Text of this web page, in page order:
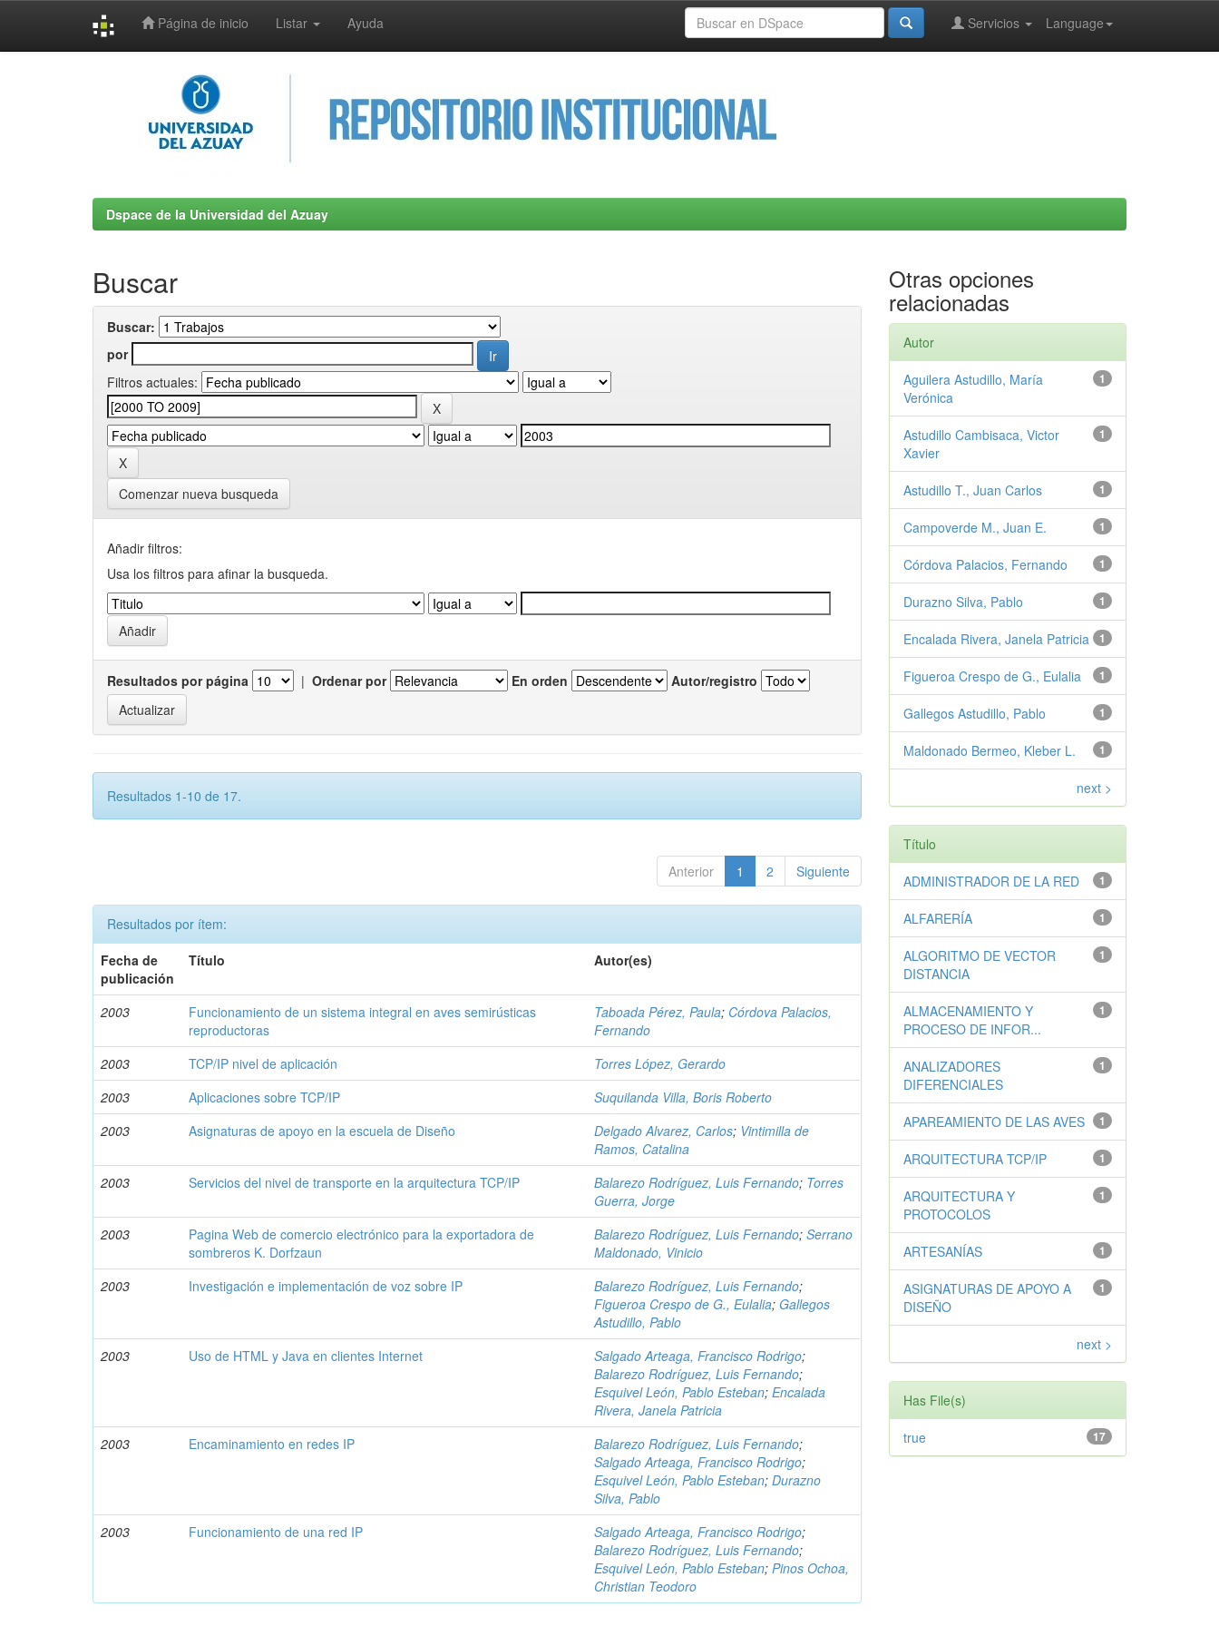
Página de inicio Listar Ayuda Language
Servicios
Dspace de la Universidad del Azuay
Buscar
Buscar:
por
Filtros actuales:
Comenzar nueva busqueda
Añadir filtros:
Usa los filtros para afinar la busqueda.
Resultados por página | Ordenar por En orden Autor/registro
Resultados 1-10 de 17.
Anterior 1 2 Siguiente
Resultados por ítem:
Fecha de
publicación
Título Autor(es)
2003
Funcionamiento de un sistema integral en aves semirústicas
reproductoras
Taboada Pérez, Paula; Córdova Palacios,
Fernando
2003
TCP/IP nivel de aplicación
Torres López, Gerardo
2003
Aplicaciones sobre TCP/IP
Suquilanda Villa, Boris Roberto
2003
Asignaturas de apoyo en la escuela de Diseño Delgado Alvarez, Carlos; Vintimilla de
Ramos, Catalina
2003
Servicios del nivel de transporte en la arquitectura TCP/IP Balarezo Rodríguez, Luis Fernando; Torres
Guerra, Jorge
2003
Pagina Web de comercio electrónico para la exportadora de
sombreros K. Dorfzaun
Balarezo Rodríguez, Luis Fernando;Serrano
Maldonado, Vinicio
2003
Investigación e implementación de voz sobre IP Balarezo Rodríguez, Luis Fernando;
Figueroa Crespo de G., Eulalia; Gallegos
Astudillo, Pablo
2003
Uso de HTML y Java en clientes Internet Salgado Arteaga, Francisco Rodrigo;
Balarezo Rodríguez, Luis Fernando;
Esquivel León, Pablo Esteban;Encalada
Rivera, Janela Patricia
2003
Encaminamiento en redes IP Balarezo Rodríguez, Luis Fernando;
Salgado Arteaga, Francisco Rodrigo;
Esquivel León, Pablo Esteban;Durazno
Silva, Pablo
2003
Funcionamiento de una red IP Salgado Arteaga, Francisco Rodrigo;
Balarezo Rodríguez, Luis Fernando;
Esquivel León, Pablo Esteban;Pinos Ochoa,
Christian Teodoro
Otras opciones
relacionadas
Autor
1
Aguilera Astudillo, María
Verónica
1
Astudillo Cambisaca, Victor
Xavier
1
Astudillo T., Juan Carlos
1
Campoverde M., Juan E.
1
Córdova Palacios, Fernando
1
Durazno Silva, Pablo
1
Encalada Rivera, Janela Patricia
1
Figueroa Crespo de G., Eulalia
1
Gallegos Astudillo, Pablo
1
Maldonado Bermeo, Kleber L.
next >
Título
1
ADMINISTRADOR DE LA RED
1
ALFARERÍA
1
ALGORITMO DE VECTOR
DISTANCIA
1
ALMACENAMIENTO Y
PROCESO DE INFOR...
1
ANALIZADORES
DIFERENCIALES
1
APAREAMIENTO DE LAS AVES
1
ARQUITECTURA TCP/IP
1
ARQUITECTURA Y
PROTOCOLOS
1
ARTESANÍAS
1
ASIGNATURAS DE APOYO A
DISEÑO
next >
Has File(s)
17
true